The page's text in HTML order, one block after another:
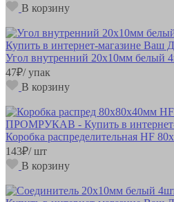
В корзину
Угол внутренний 20х10мм белый
47₽/ упак
В корзину
Коробка распределительная HF
143₽/ шт
В корзину